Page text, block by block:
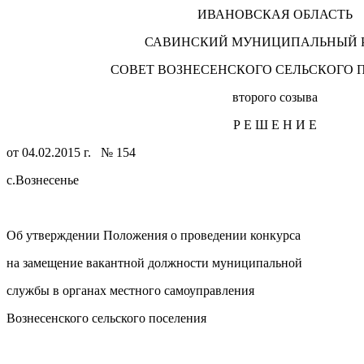
ИВАНОВСКАЯ ОБЛАСТЬ
САВИНСКИЙ МУНИЦИПАЛЬНЫЙ
СОВЕТ ВОЗНЕСЕНСКОГО СЕЛЬСКОГО
второго созыва
Р Е Ш Е Н И Е
от 04.02.2015 г. № 154
с.Вознесенье
Об утверждении Положения о проведении конкурса
на замещение вакантной должности муниципальной
службы в органах местного самоуправления
Вознесенского сельского поселения